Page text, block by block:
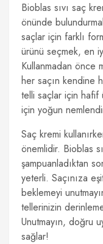
Bioblas sıvı saç
önünde
saçlar için farklı
ürünü seçmek, en
Kullanmadan önce
her saçın kendine
telli saçlar için hafif
için yoğun
Saç kremi
önemlidir. Bioblas
şampuanladıktan
yeterli. Saçınıza
beklemeyi
tellerinizin
Unutmayın, doğru
sağlar!